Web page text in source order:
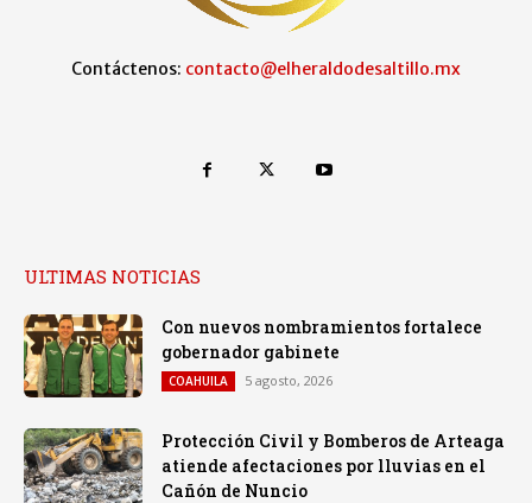
Contáctenos: contacto@elheraldodesaltillo.mx
ULTIMAS NOTICIAS
Con nuevos nombramientos fortalece
gobernador gabinete
COAHUILA 5 agosto, 2026
Protección Civil y Bomberos de Arteaga
atiende afectaciones por lluvias en el
Cañón de Nuncio